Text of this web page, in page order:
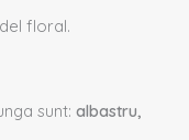
floral.
sunt: albastru,